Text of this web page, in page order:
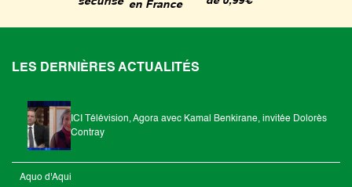
en France
LES DERNIÈRES ACTUALITÉS
ICI Télévision, Agora avec Kamal Benkirane, invitée Dolorès
Contray
Aquo d'Aqui